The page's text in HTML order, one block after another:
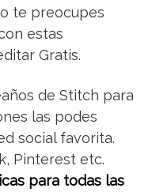
te preocupes
estas
Gratis.
de Stitch para
las podes
social favorita.
Pinterest etc.
para todas las